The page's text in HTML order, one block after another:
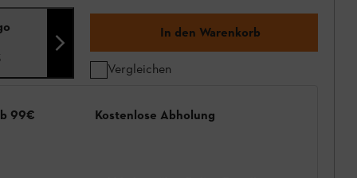
In den Warenkorb
Vergleichen
99€ Kostenlose Abholung